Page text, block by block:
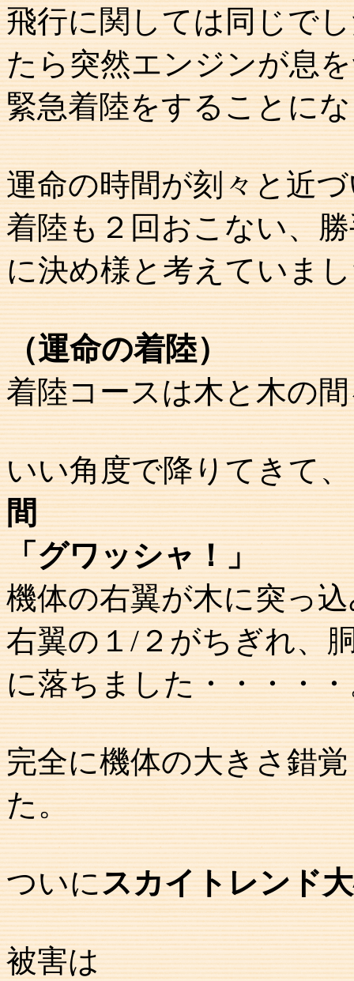
飛行に関しては同じで
たら突然エンジンが息
緊急着陸をすることに
運命の時間が刻々と近
着陸も２回おこない、
に決め様と考えていま
（運命の着陸）
着陸コースは木と木の
いい角度で降りてきて、
間
「グワッシャ！」
機体の右翼が木に突っ
右翼の１/２がちぎれ、
に落ちました・・・・
完全に機体の大きさ錯
た。
ついにスカイトレンド
被害は